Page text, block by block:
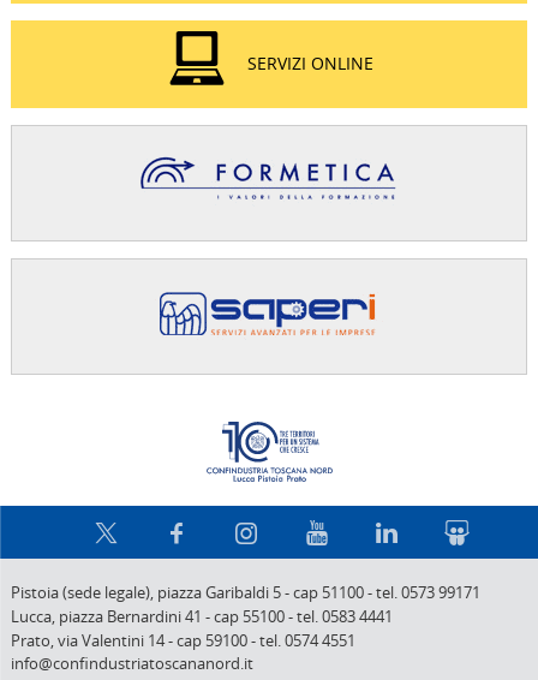
SERVIZI ONLINE
Pistoia (sede legale), piazza Garibaldi 5-cap 51100-tel. 0573 99171
Lucca, piazza Bernardini 41 -cap 55100-tel. 0583 4441
Prato,via Valentini 14-cap 59100-tel. 0574 4551
info@confindustriatoscananord.it